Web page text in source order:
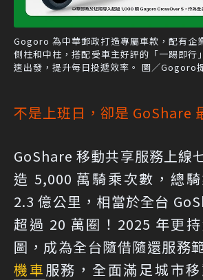
Gogoro 為中華郵政打造專屬車款，配有企
側柱和中柱，搭配受車主好評的「一踢即行
速出發，提升每日投遞效率。 圖／Gogoro
不是上班日，卻是 GoShare
GoShare 移動共享服務上線
造 5,000 萬騎乘次數，總
2.3 億公里，相當於全台
超過 20 萬圈！2025 年更
圖，成為全台隨借隨還服務
機車服務，全面滿足城市